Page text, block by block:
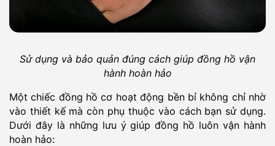
Sử dụng và bảo quản đúng cách giúp đồng hồ vận
hành hoàn hảo
Một chiếc đồng hồ cơ hoạt động bền bỉ không chỉ nhờ
vào thiết kế mà còn phụ thuộc vào cách bạn sử dụng.
Dưới đây là những lưu ý giúp đồng hồ luôn vận hành
hoàn hảo: